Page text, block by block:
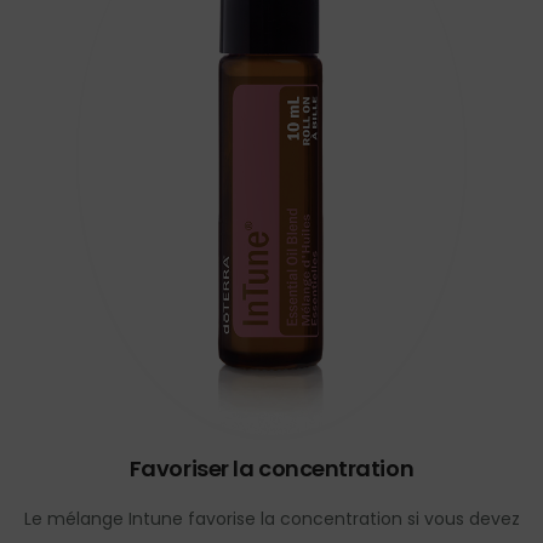
Favoriser la concentration
Le mélange Intune favorise la concentration si vous devez